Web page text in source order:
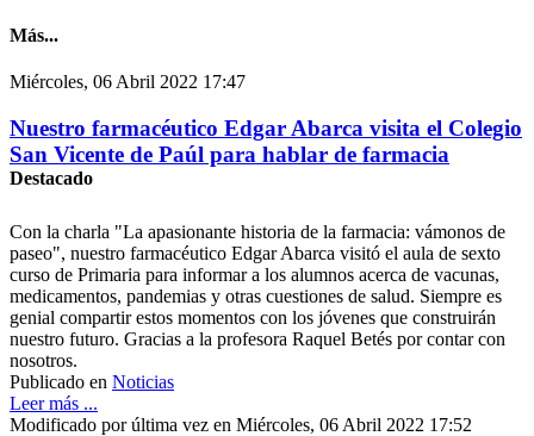
Más...
Miércoles, 06 Abril 2022 17:47
Nuestro farmacéutico Edgar Abarca visita el Colegio
San Vicente de Paúl para hablar de farmacia
Destacado
Con la charla "La apasionante historia de la farmacia: vámonos de
paseo", nuestro farmacéutico Edgar Abarca visitó el aula de sexto
curso de Primaria para informar a los alumnos acerca de vacunas,
medicamentos, pandemias y otras cuestiones de salud. Siempre es
genial compartir estos momentos con los jóvenes que construirán
nuestro futuro. Gracias a la profesora Raquel Betés por contar con
nosotros.
Publicado en Noticias
Leer más ...
Modificado por última vez en Miércoles, 06 Abril 2022 17:52